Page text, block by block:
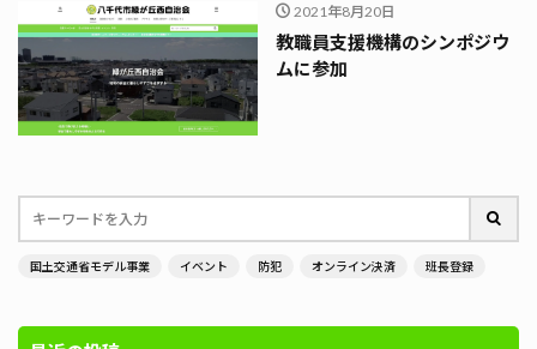
2021年8月20日
教職員支援機構のシンポジウ
ムに参加
国土交通省モデル事業 イベント 防犯 オンライン決済 班長登録